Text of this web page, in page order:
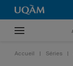
Accueil Séries